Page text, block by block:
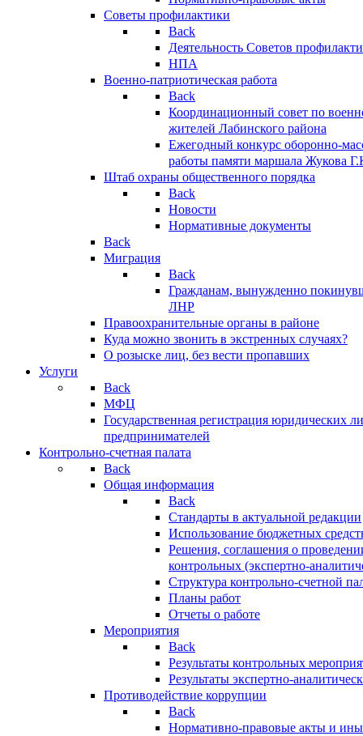
Советы профилактики
Back
Деятельность Советов
НПА
Военно-патриотическая работа
Back
Координационный совет по
жителей Лабинского района
Ежегодный конкурс оборонно-
работы памяти маршала Жукова
Штаб охраны общественного порядка
Back
Новости
Нормативные документы
Back
Миграция
Back
Гражданам, вынужденно
ЛНР
Правоохранительные органы в районе
Куда можно звонить в экстренных случаях?
О розыске лиц, без вести пропавших
Услуги
Back
МФЦ
Государственная регистрация юридических
предпринимателей
Контрольно-счетная палата
Back
Общая информация
Back
Стандарты в актуальной редакции
Использование бюджетных
Решения, соглашения о
контрольных (экспертно-
Структура контрольно-счетной
Планы работ
Отчеты о работе
Мероприятия
Back
Результаты контрольных
Результаты экспертно-
Противодействие коррупции
Back
Нормативно-правовые акты и